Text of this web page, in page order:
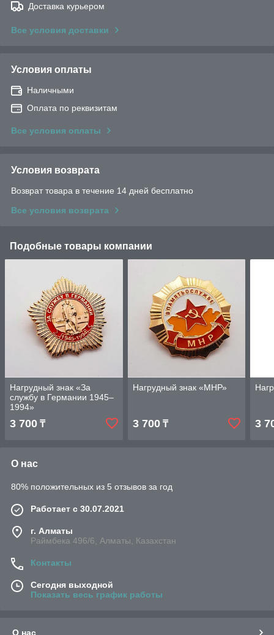
Доставка курьером
Все условия доставки
Условия оплаты
Наличными
Оплата по реквизитам
Все условия оплаты
Условия возврата
Возврат товара в течение 14 дней бесплатно
Все условия возврата
Подобные товары компании
Нагрудный знак «За
службу в Германии 1945–
1994»
3 700 ₸
Нагрудный знак «МНР»
3 700₸ 3
О нас
80% положительных из 5 отзывов за год
Работает с 30.07.2021
г. Алматы
Раймбека 496/6, Алматы, Казахстан
Контакты
Сегодня выходной
Показать весь график работы
О нас